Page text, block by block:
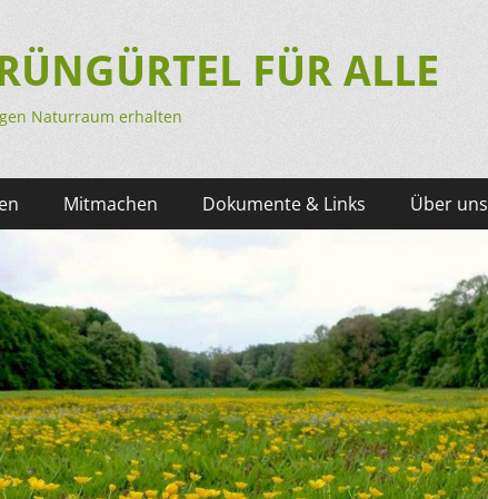
FÜR ALLE
Naturraum erhalten
Mitmachen Dokumente & Links Über uns